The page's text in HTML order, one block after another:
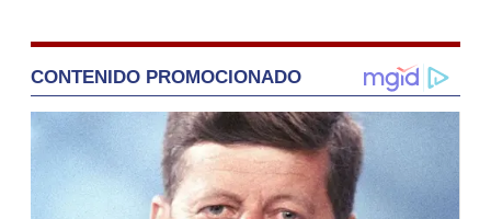
CONTENIDO PROMOCIONADO